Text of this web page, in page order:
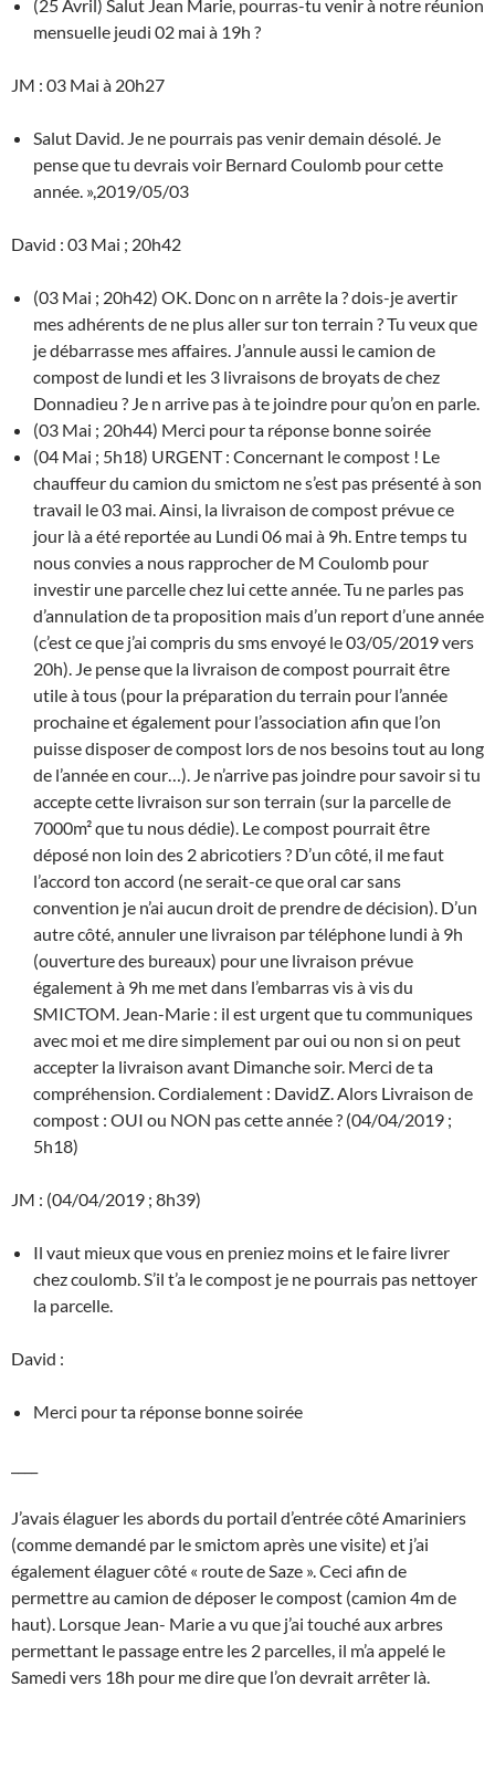
(25 Avril) Salut Jean Marie, pourras-tu venir à notre réunion
mensuelle jeudi 02 mai à 19h ?
JM : 03 Mai à 20h27
Salut David. Je ne pourrais pas venir demain désolé. Je
pense que tu devrais voir Bernard Coulomb pour cette
année. »,2019/05/03
David : 03 Mai ; 20h42
(03 Mai ; 20h42) OK. Donc on n arrête la ? dois-je avertir
mes adhérents de ne plus aller sur ton terrain ? Tu veux que
je débarrasse mes affaires. J’annule aussi le camion de
compost de lundi et les 3 livraisons de broyats de chez
Donnadieu ? Je n arrive pas à te joindre pour qu’on en parle.
(03 Mai ; 20h44) Merci pour ta réponse bonne soirée
(04 Mai ; 5h18) URGENT : Concernant le compost ! Le
chauffeur du camion du smictom ne s’est pas présenté à son
travail le 03 mai. Ainsi, la livraison de compost prévue ce
jour là a été reportée au Lundi 06 mai à 9h. Entre temps tu
nous convies a nous rapprocher de M Coulomb pour
investir une parcelle chez lui cette année. Tu ne parles pas
d’annulation de ta proposition mais d’un report d’une année
(c’est ce que j’ai compris du sms envoyé le 03/05/2019 vers
20h). Je pense que la livraison de compost pourrait être
utile à tous (pour la préparation du terrain pour l’année
prochaine et également pour l’association afin que l’on
puisse disposer de compost lors de nos besoins tout au long
de l’année en cour…). Je n’arrive pas joindre pour savoir si tu
accepte cette livraison sur son terrain (sur la parcelle de
7000m² que tu nous dédie). Le compost pourrait être
déposé non loin des 2 abricotiers ? D’un côté, il me faut
l’accord ton accord (ne serait-ce que oral car sans
convention je n’ai aucun droit de prendre de décision). D’un
autre côté, annuler une livraison par téléphone lundi à 9h
(ouverture des bureaux) pour une livraison prévue
également à 9h me met dans l’embarras vis à vis du
SMICTOM. Jean-Marie : il est urgent que tu communiques
avec moi et me dire simplement par oui ou non si on peut
accepter la livraison avant Dimanche soir. Merci de ta
compréhension. Cordialement : DavidZ. Alors Livraison de
compost : OUI ou NON pas cette année ? (04/04/2019 ;
5h18)
JM : (04/04/2019 ; 8h39)
Il vaut mieux que vous en preniez moins et le faire livrer
chez coulomb. S’il t’a le compost je ne pourrais pas nettoyer
la parcelle.
David :
Merci pour ta réponse bonne soirée
J’avais élaguer les abords du portail d’entrée côté Amariniers
(comme demandé par le smictom après une visite) et j’ai
également élaguer côté « route de Saze ». Ceci afin de
permettre au camion de déposer le compost (camion 4m de
haut). Lorsque Jean- Marie a vu que j’ai touché aux arbres
permettant le passage entre les 2 parcelles, il m’a appelé le
Samedi vers 18h pour me dire que l’on devrait arrêter là.